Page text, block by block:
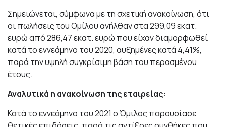
Σημειώνεται, σύμφωνα με τη σχετική ανακοίνωση, ότι
οι πωλήσεις του Ομίλου ανήλθαν στα 299,09 εκατ.
ευρώ από 286,47 εκατ. ευρώ που είχαν διαμορφωθεί
κατά το εννεάμηνο του 2020, αυξημένες κατά 4,41%,
παρά την υψηλή συγκρίσιμη βάση του περασμένου
έτους.
Αναλυτικά η ανακοίνωση της εταιρείας:
Κατά το εννεάμηνο του 2021 ο Όμιλος παρουσίασε